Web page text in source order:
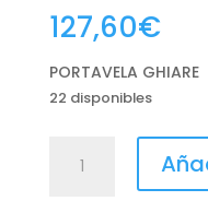
127,60€
PORTAVELA GHIARE
22 disponibles
GHIARE